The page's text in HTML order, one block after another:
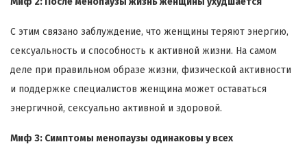
С этим связано заблуждение, что женщины теряют энергию,
сексуальность и способность к активной жизни. На самом
деле при правильном образе жизни, физической активности
и поддержке специалистов женщина может оставаться
энергичной, сексуально активной и здоровой.
Миф 3: Симптомы менопаузы одинаковы у всех